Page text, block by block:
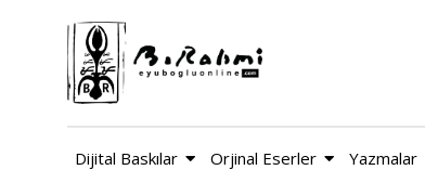
Dijital Baskılar Orjinal Eserler Yazmalar